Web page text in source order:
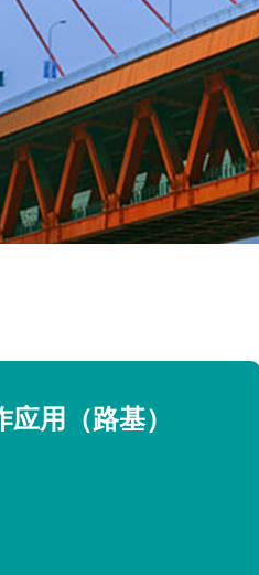
用（路基）